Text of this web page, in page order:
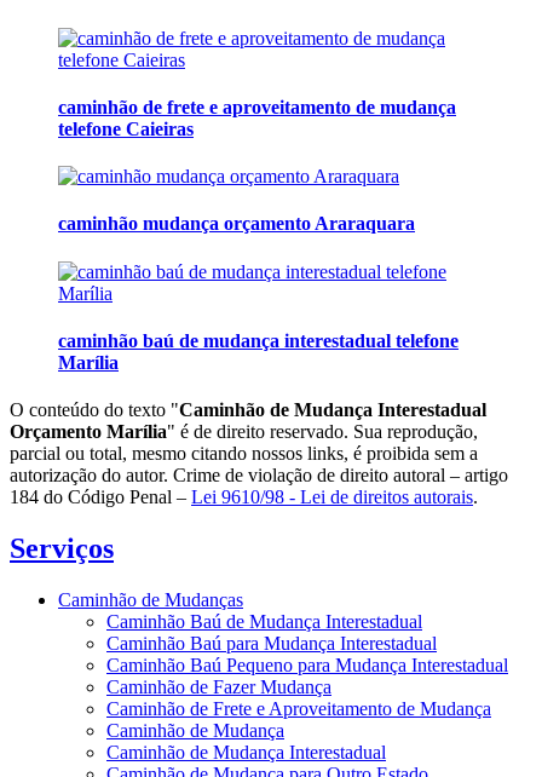
caminhão de frete e aproveitamento de mudança
telefone Caieiras
caminhão mudança orçamento Araraquara
caminhão baú de mudança interestadual telefone
Marília
O conteúdo do texto "Caminhão de Mudança Interestadual
Orçamento Marília" é de direito reservado. Sua reprodução,
parcial ou total, mesmo citando nossos links, é proibida sem a
autorização do autor. Crime de violação de direito autoral – artigo
184 do Código Penal – Lei 9610/98 - Lei de direitos autorais.
Serviços
Caminhão de Mudanças
Caminhão Baú de Mudança Interestadual
Caminhão Baú para Mudança Interestadual
Caminhão Baú Pequeno para Mudança Interestadual
Caminhão de Fazer Mudança
Caminhão de Frete e Aproveitamento de Mudança
Caminhão de Mudança
Caminhão de Mudança Interestadual